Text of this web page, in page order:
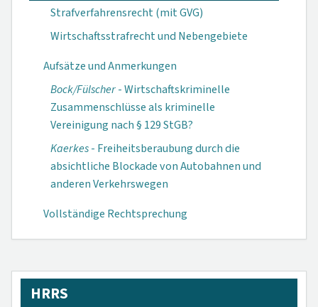
Strafverfahrensrecht (mit GVG)
Wirtschaftsstrafrecht und Nebengebiete
Aufsätze und Anmerkungen
Bock/Fülscher- Wirtschaftskriminelle
Zusammenschlüsse als kriminelle
Vereinigung nach § 129 StGB?
Kaerkes- Freiheitsberaubung durch die
absichtliche Blockade von Autobahnen und
anderen Verkehrswegen
Vollständige Rechtsprechung
HRRS